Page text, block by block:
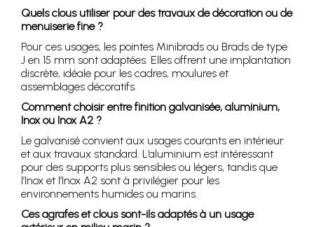
Quels clous utiliser pour des travaux de décoration ou de
menuiserie fine ?
Pour ces usages, les pointes Minibrads ou Brads de type
J en 15 mm sont adaptées. Elles offrent une implantation
discrète, idéale pour les cadres, moulures et
assemblages décoratifs.
Comment choisir entre finition galvanisée, aluminium,
Inox ou Inox A2 ?
Le galvanisé convient aux usages courants en intérieur
et aux travaux standard. L’aluminium est intéressant
pour des supports plus sensibles ou légers, tandis que
l’Inox et l’Inox A2 sont à privilégier pour les
environnements humides ou marins.
Ces agrafes et clous sont-ils adaptés à un usage